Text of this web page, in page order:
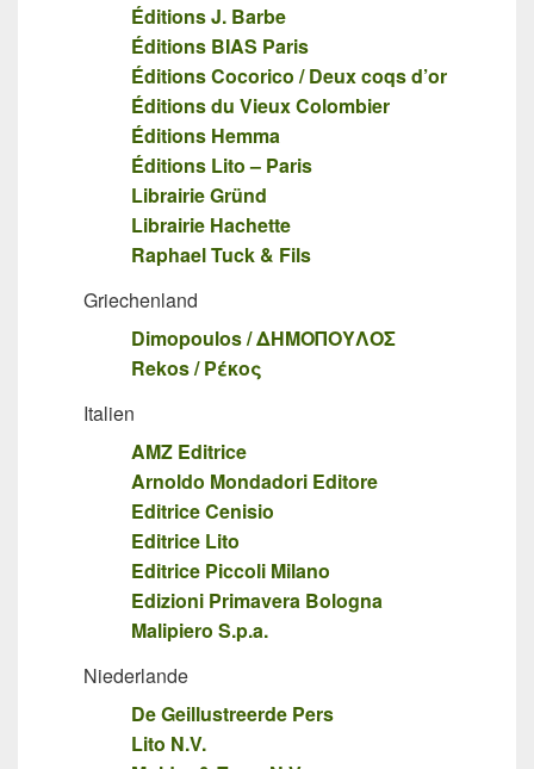
Éditions J. Barbe
Éditions BIAS Paris
Éditions Cocorico / Deux coqs d’or
Éditions du Vieux Colombier
Éditions Hemma
Éditions Lito – Paris
Librairie Gründ
Librairie Hachette
Raphael Tuck & Fils
Griechenland
Dimopoulos / ΔΗΜΟΠΟΥΛΟΣ
Rekos / Ρέκος
Italien
AMZ Editrice
Arnoldo Mondadori Editore
Editrice Cenisio
Editrice Lito
Editrice Piccoli Milano
Edizioni Primavera Bologna
Malipiero S.p.a.
Niederlande
De Geillustreerde Pers
Lito N.V.